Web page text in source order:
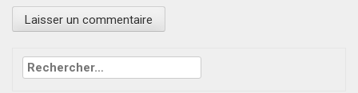
Rechercher :